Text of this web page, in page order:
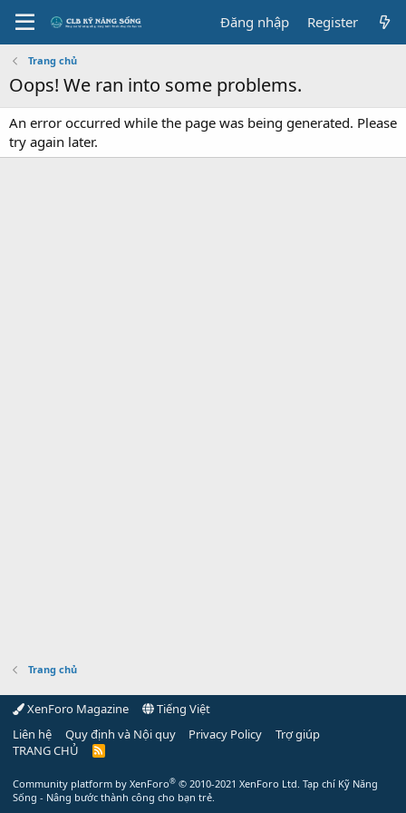
Đăng nhập Register
Trang chủ
Oops! We ran into some problems.
An error occurred while the page was being generated. Please
try again later.
Trang chủ
XenForo Magazine
Tiếng Việt
Liên hệ
Quy định và Nội quy Privacy Policy
Trợ giúp
TRANG CHỦ
R
Community platform by XenForo® © 2010-2021 XenForo Ltd. Tạp chí Kỹ Năng
Sống - Nâng bước thành công cho bạn trẻ.